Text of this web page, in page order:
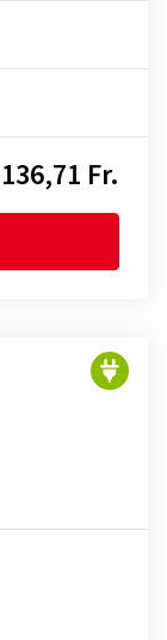
136,71 Fr.